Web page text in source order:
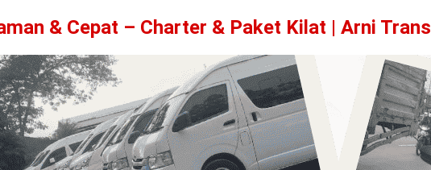
& Cepat – Charter & Paket Kilat | Arni Trans